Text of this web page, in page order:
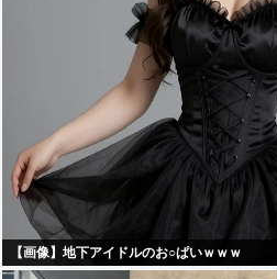
【画像】地下アイドルのお○ぱいｗｗｗ